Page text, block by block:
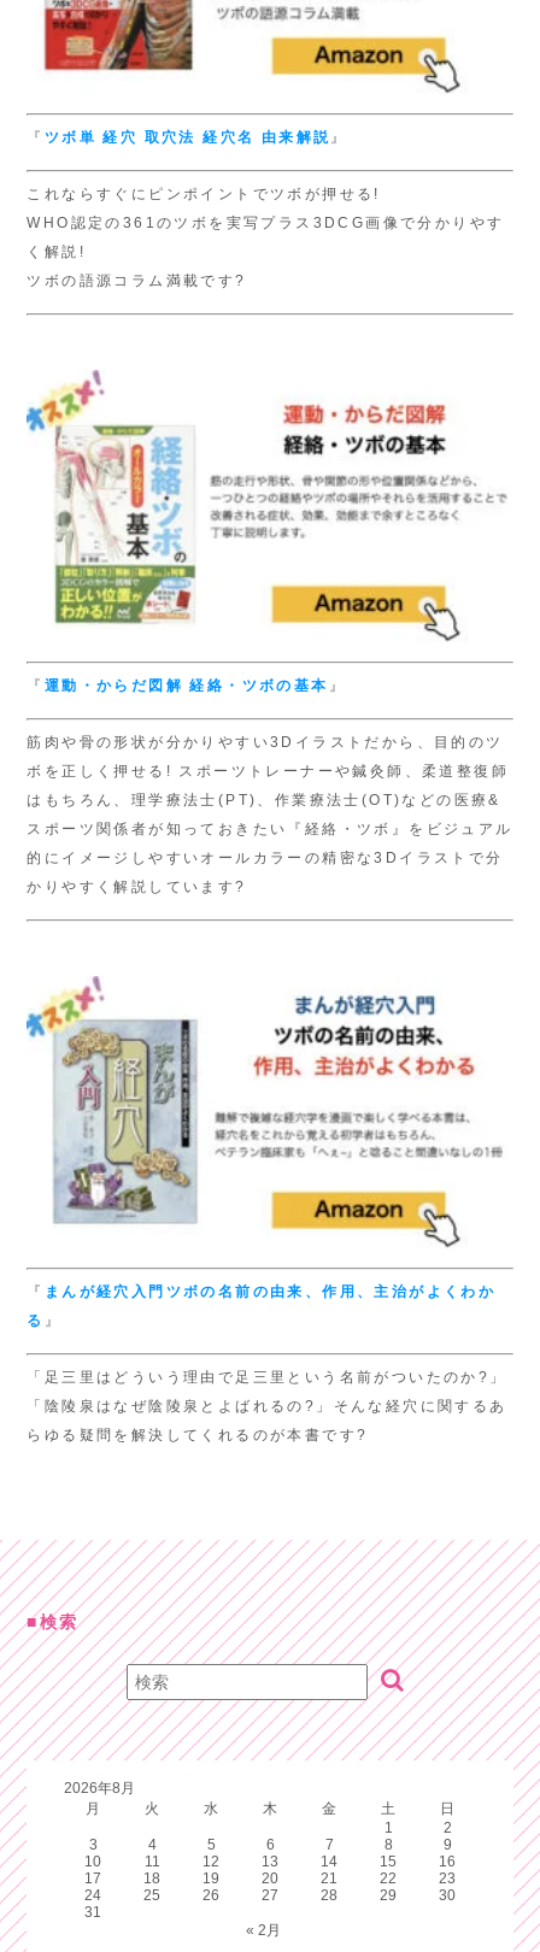
『 ツボ単経穴 取穴法経穴名 由来解説』
これならすぐにピンポイントでツボが押せる!
WHO認定の361のツボを実写プラス3DCG画像で分かりやす
く解説!
ツボの語源コラム満載です?
『 運動・からだ図解経絡・ツボの基本 』
筋肉や骨の形状が分かりやすい3Dイラストだから、目的のツ
ボを正しく押せる! スポーツトレーナーや鍼灸師、柔道整復師
はもちろん、理学療法士(PT)、作業療法士(OT)などの医療&
スポーツ関係者が知っておきたい『経絡・ツボ』をビジュアル
的にイメージしやすいオールカラーの精密な3Dイラストで分
かりやすく解説しています?
『 まんが経穴入門 ツボの名前の由来、作用、主治がよくわか
る 』
「足三里はどういう理由で足三里という名前がついたのか?」
「陰陵泉はなぜ陰陵泉とよばれるの?」そんな経穴に関するあ
らゆる疑問を解決してくれるのが本書です?
検索
2026年8月
月
火 水 木 金 土
日
1
2
3
4 5 6 7 8
9
10
11 12 13 14 15
16
17
18 19 20 21 22
23
24
25 26 27 28 29
30
31
« 2月